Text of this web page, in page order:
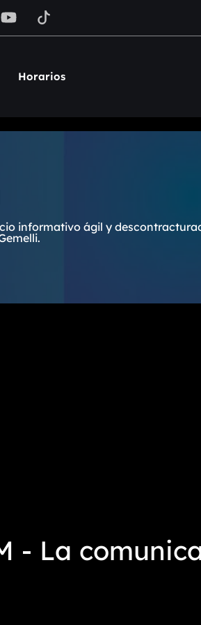
Horarios
informativo ágil y
- La